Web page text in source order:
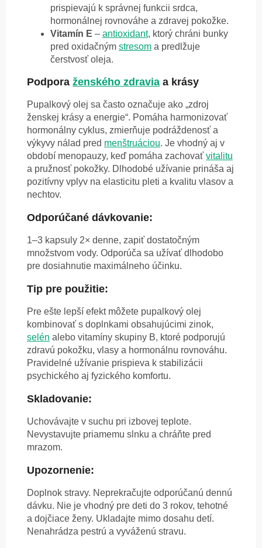
prispievajú k správnej funkcii srdca,
hormonálnej rovnováhe a zdravej pokožke.
Vitamín E – antioxidant, ktorý chráni bunky
pred oxidačným stresom a predlžuje
čerstvosť oleja.
Podpora ženského zdravia a krásy
Pupalkový olej sa často označuje ako „zdroj
ženskej krásy a energie“. Pomáha harmonizovať
hormonálny cyklus, zmierňuje podráždenosť a
výkyvy nálad pred menštruáciou. Je vhodný aj v
období menopauzy, keď pomáha zachovať vitalitu
a pružnosť pokožky. Dlhodobé užívanie prináša aj
pozitívny vplyv na elasticitu pleti a kvalitu vlasov a
nechtov.
Odporúčané dávkovanie:
1–3 kapsuly 2× denne, zapiť dostatočným
množstvom vody. Odporúča sa užívať dlhodobo
pre dosiahnutie maximálneho účinku.
Tip pre použitie:
Pre ešte lepší efekt môžete pupalkový olej
kombinovať s doplnkami obsahujúcimi zinok,
selén alebo vitamíny skupiny B, ktoré podporujú
zdravú pokožku, vlasy a hormonálnu rovnováhu.
Pravidelné užívanie prispieva k stabilizácii
psychického aj fyzického komfortu.
Skladovanie:
Uchovávajte v suchu pri izbovej teplote.
Nevystavujte priamemu slnku a chráňte pred
mrazom.
Upozornenie:
Doplnok stravy. Neprekračujte odporúčanú dennú
dávku. Nie je vhodný pre deti do 3 rokov, tehotné
a dojčiace ženy. Ukladajte mimo dosahu detí.
Nenahrádza pestrú a vyváženú stravu.